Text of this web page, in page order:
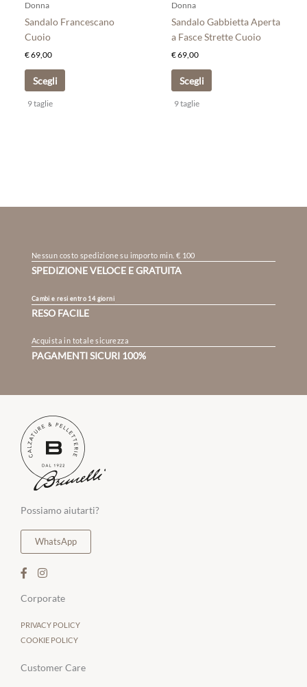
Donna
Sandalo Francescano
Cuoio
€69,00
Scegli
nella
9 taglie
Donna
Sandalo Gabbietta Aperta
a Fasce Strette Cuoio
€69,00
Scegli
nella
pagina
9 taglie
Nessun costo spedizione su importo min. € 100
SPEDIZIONE VELOCE E GRATUITA
Cambi e resi entro 14 giorni
RESO FACILE
Acquista in totale sicurezza
PAGAMENTI SICURI 100%
Possiamo aiutarti?
WhatsApp
Corporate
PRIVACY POLICY
COOKIE POLICY
Customer Care